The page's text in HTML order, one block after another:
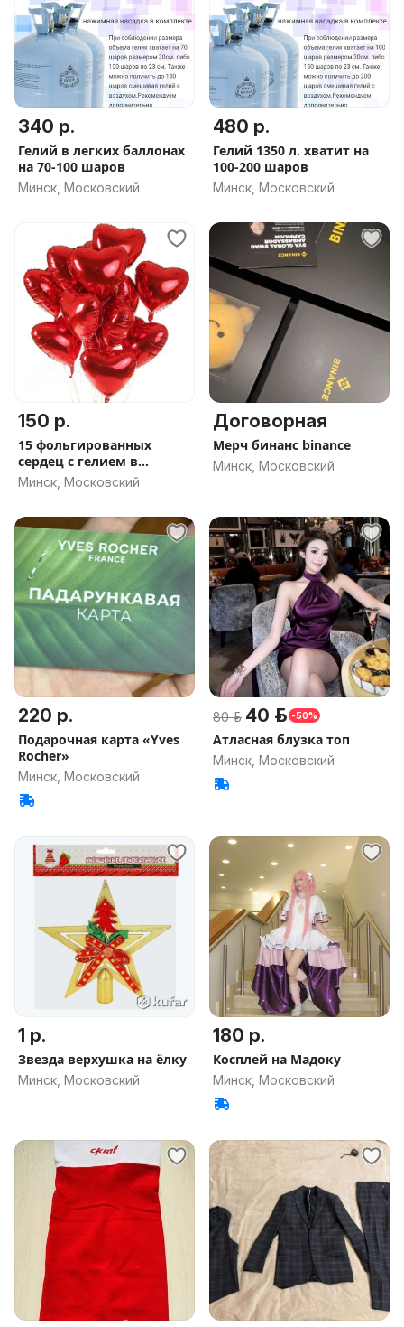
340 р.
Гелий в легких баллонах
на 70-100 шаров
Минск, Московский
480 р.
Гелий 1350 л. хватит на
100-200 шаров
Минск, Московский
150 р.
15 фольгированных
сердец с гелием в
баллоне
Минск, Московский
Договорная
Мерч бинанс binance
Минск, Московский
220 р.
Подарочная карта «Yves
Rocher»
Минск, Московский
80 р. 40 р. -50%
Атласная блузка топ
Минск, Московский
1 р.
Звезда верхушка на ёлку
Минск, Московский
180 р.
Косплей на Мадоку
Минск, Московский